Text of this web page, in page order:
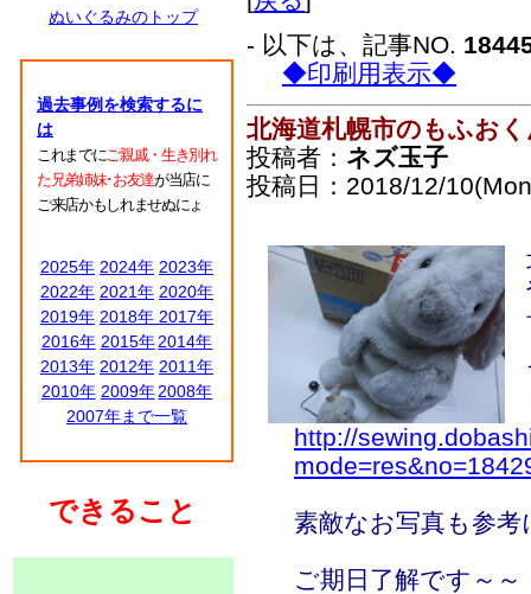
ぬいぐるみのトップ
過去事例を検索するに
は
これまでにご親戚・生き別れ
た兄弟姉妹･お友達が当店に
ご来店かもしれませぬにょ
2025年 2024年 2023年
2022年 2021年 2020年
2019年 2018年 2017年
2016年 2015年 2014年
2013年 2012年 2011年
2010年 2009年 2008年
2007年まで一覧
できること
- 以下は、記事NO.
◆印刷用表示◆
北海道札幌市のもふお
投稿者： ネズ玉子
投稿日：2018/12/
http://
素敵なお写真も参
ご期日了解です～～